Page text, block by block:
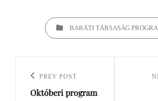
BARÁTI TÁRSASÁG
Previous
Post
PREV POST
Októberi program